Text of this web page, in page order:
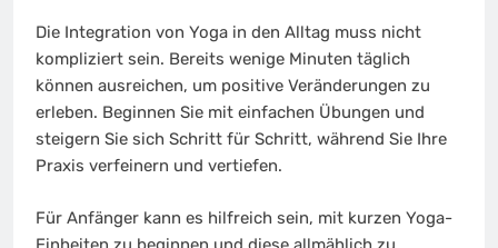
Die Integration von Yoga in den Alltag muss nicht
kompliziert sein. Bereits wenige Minuten täglich
können ausreichen, um positive Veränderungen zu
erleben. Beginnen Sie mit einfachen Übungen und
steigern Sie sich Schritt für Schritt, während Sie Ihre
Praxis verfeinern und vertiefen.
Für Anfänger kann es hilfreich sein, mit kurzen Yoga-